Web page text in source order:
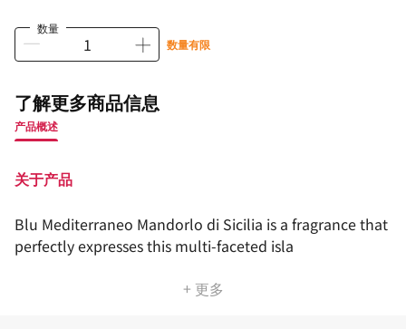
数量
数量有限
了解更多商品信息
产品概述
关于产品
Blu Mediterraneo Mandorlo di Sicilia is a fragrance that
perfectly expresses this multi-faceted isla
+ 更多